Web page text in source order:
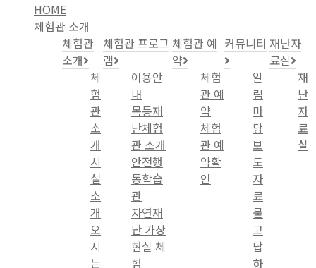
HOME
체험관 소개
체험관
소개
체
험
관
소
개
시
설
소
개
오
시
는
체험관 프로그
램
이용안
내
목동재
난체험
관 소개
안전행
동학습
관
자연재
난 가상
현실 체
험
체험관 예
약
체험
관 예
약
체험
관 예
약확
인
커뮤니티
알
림
마
당
보
도
자
료
묻
고
답
하
재난자
료실
재
난
자
료
실